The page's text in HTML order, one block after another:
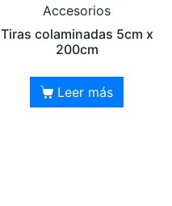
Accesorios
Tiras colaminadas 5cm x
200cm
Leer más